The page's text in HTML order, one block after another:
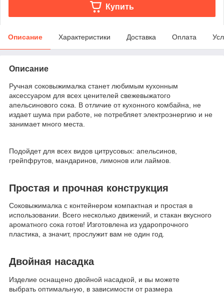
Купить
Описание Характеристики Доставка Оплата
Описание
Ручная соковыжималка станет любимым кухонным
аксессуаром для всех ценителей свежевыжатого
апельсинового сока. В отличие от кухонного комбайна, не
издает шума при работе, не потребляет электроэнергию и не
занимает много места.
Подойдет для всех видов цитрусовых: апельсинов,
грейпфрутов, мандаринов, лимонов или лаймов.
Простая и прочная конструкция
Соковыжималка с контейнером компактная и простая в
использовании. Всего несколько движений, и стакан вкусного
ароматного сока готов! Изготовлена из ударопрочного
пластика, а значит, прослужит вам не один год.
Двойная насадка
Изделие оснащено двойной насадкой, и вы можете
выбрать оптимальную, в зависимости от размера